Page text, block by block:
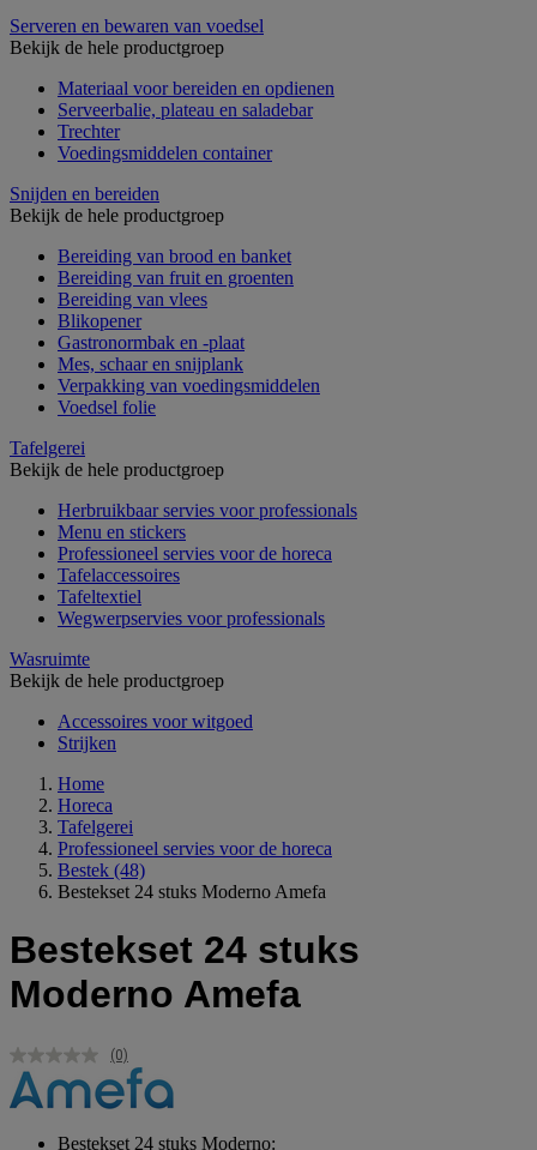
Serveren en bewaren van voedsel
Bekijk de hele productgroep
Materiaal voor bereiden en opdienen
Serveerbalie, plateau en saladebar
Trechter
Voedingsmiddelen container
Snijden en bereiden
Bekijk de hele productgroep
Bereiding van brood en banket
Bereiding van fruit en groenten
Bereiding van vlees
Blikopener
Gastronormbak en -plaat
Mes, schaar en snijplank
Verpakking van voedingsmiddelen
Voedsel folie
Tafelgerei
Bekijk de hele productgroep
Herbruikbaar servies voor professionals
Menu en stickers
Professioneel servies voor de horeca
Tafelaccessoires
Tafeltextiel
Wegwerpservies voor professionals
Wasruimte
Bekijk de hele productgroep
Accessoires voor witgoed
Strijken
Home
Horeca
Tafelgerei
Professioneel servies voor de horeca
Bestek (48)
Bestekset 24 stuks Moderno Amefa
Bestekset 24 stuks
Moderno Amefa
Geen
scorewaarde.
Dezelfde
(0)
Bestekset 24 stuks Moderno: